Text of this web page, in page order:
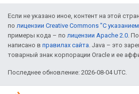
Если не указано иное, контент на этой
по лицензии Creative Commons "С
примеры кода – по лицензии Apache 2.0.
написано в правилах сайта. Java – это
товарный знак корпорации Oracle и ее
Последнее обновление: 2026-08-04 UTC.